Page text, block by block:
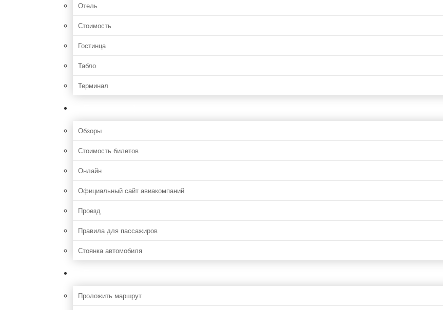
Отель
Стоимость
Гостинца
Табло
Терминал
Обзоры
Стоимость билетов
Онлайн
Официальный сайт авиакомпаний
Проезд
Правила для пассажиров
Стоянка автомобиля
Проложить маршрут